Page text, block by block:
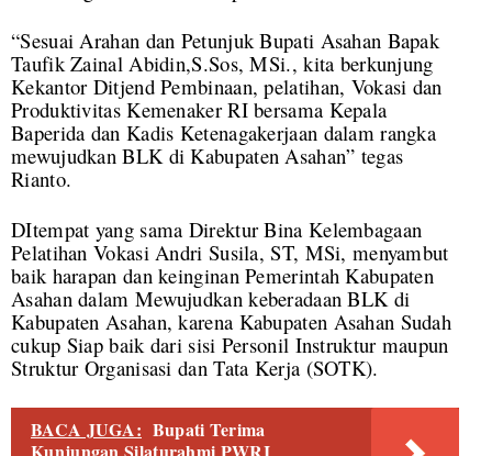
“Sesuai Arahan dan Petunjuk Bupati Asahan Bapak
Taufik Zainal Abidin,S.Sos, MSi., kita berkunjung
Kekantor Ditjend Pembinaan, pelatihan, Vokasi dan
Produktivitas Kemenaker RI bersama Kepala
Baperida dan Kadis Ketenagakerjaan dalam rangka
mewujudkan BLK di Kabupaten Asahan” tegas
Rianto.
DItempat yang sama Direktur Bina Kelembagaan
Pelatihan Vokasi Andri Susila, ST, MSi, menyambut
baik harapan dan keinginan Pemerintah Kabupaten
Asahan dalam Mewujudkan keberadaan BLK di
Kabupaten Asahan, karena Kabupaten Asahan Sudah
cukup Siap baik dari sisi Personil Instruktur maupun
Struktur Organisasi dan Tata Kerja (SOTK).
BACA JUGA: Bupati Terima
Kunjungan Silaturahmi PWRI